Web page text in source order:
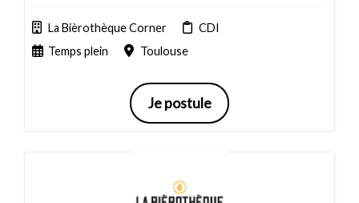
La Bièrothèque Corner
CDI
Temps plein
Toulouse
Je postule